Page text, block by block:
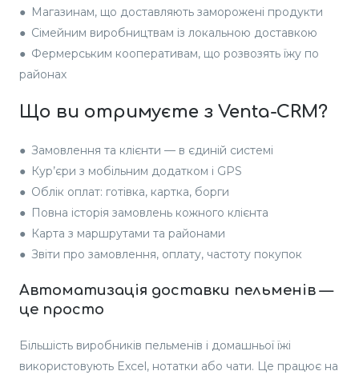
● Магазинам, що доставляють заморожені продукти
● Сімейним виробництвам із локальною доставкою
● Фермерським кооперативам, що розвозять їжу по
районах
Що ви отримуєте з Venta-CRM?
● Замовлення та клієнти — в єдиній системі
● Кур’єри з мобільним додатком і GPS
● Облік оплат: готівка, картка, борги
● Повна історія замовлень кожного клієнта
● Карта з маршрутами та районами
● Звіти про замовлення, оплату, частоту покупок
Автоматизація доставки пельменів —
це просто
Більшість виробників пельменів і домашньої їжі
використовують Excel, нотатки або чати. Це працює на